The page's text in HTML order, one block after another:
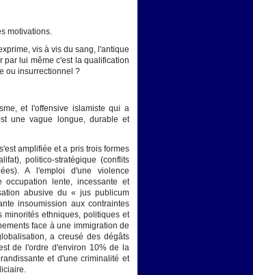
motivations.
vis à vis du sang, l'antique
par lui même c'est la qualification
ou insurrectionnel ?
et l'offensive islamiste qui a
une vague longue, durable et
amplifiée et a pris trois formes
politico-stratégique (conflits
A l'emploi d'une violence
lente, incessante et
abusive du « jus publicum
insoumission aux contraintes
ethniques, politiques et
face à une immigration de
a creusé des dégâts
de l'ordre d'environ 10% de la
et d'une criminalité et